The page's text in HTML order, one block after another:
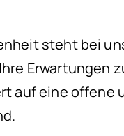
steht bei
Erwartungen
auf eine